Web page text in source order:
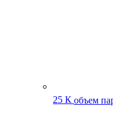
25 К объем